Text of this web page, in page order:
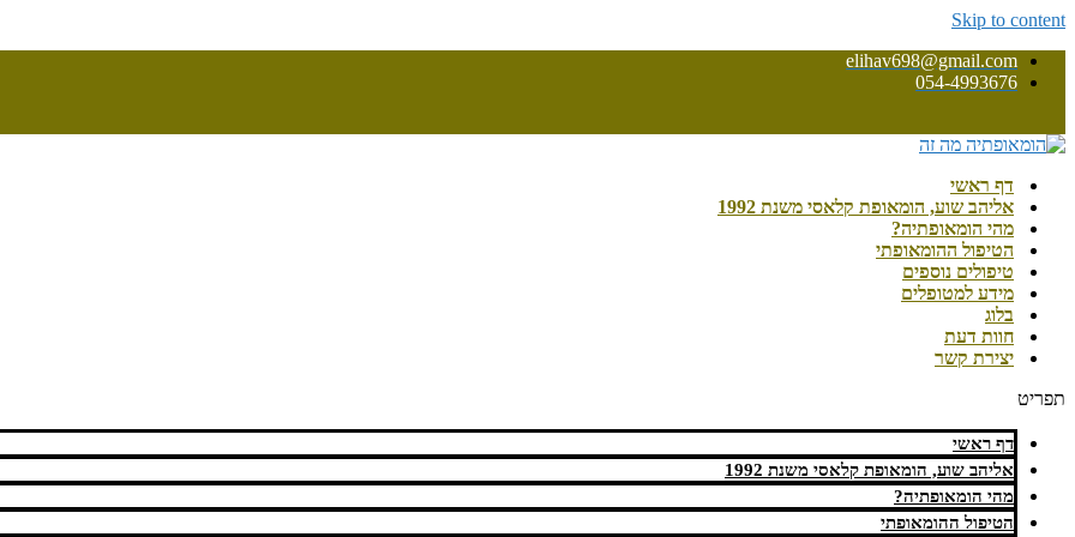
Skip to content
elihav698@gmail.com
054-4993676
דף ראשי
אליהב שוע, הומאופת קלאסי משנת 1992
מהי הומאופתיה?
הטיפול ההומאופתי
טיפולים נוספים
מידע למטופלים
בלוג
חוות דעת
יצירת קשר
תפריט
דף ראשי
אליהב שוע, הומאופת קלאסי משנת 1992
מהי הומאופתיה?
הטיפול ההומאופתי